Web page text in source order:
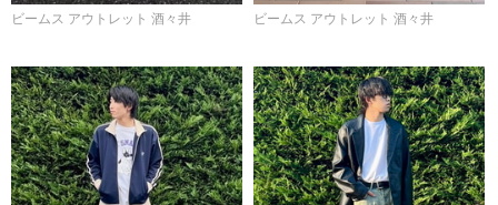
ビームス アウトレット 酒々井 ビームス アウトレット 酒々井